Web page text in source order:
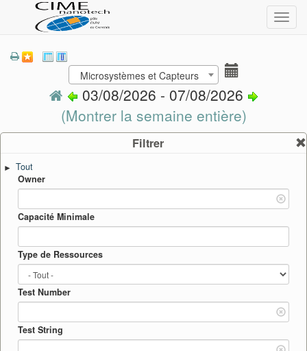
Microsystèmes et Capteurs
03/08/2026 - 07/08/2026
(Montrer la semaine entière)
Filtrer
► Tout
Owner
Capacité Minimale
Type de Ressources
Test Number
Test String